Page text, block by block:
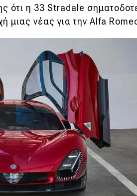
ότι η 33 Stradale
μιας νέας για την Alfa